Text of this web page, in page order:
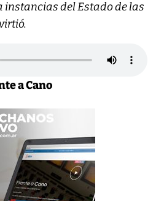
del Estado de las
a Cano